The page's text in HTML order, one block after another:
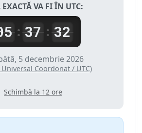
EXACTĂ VA FI ÎN UTC:
: 37: 32
5 decembrie 2026
Coordonat / UTC)
Schimbă la 12 ore